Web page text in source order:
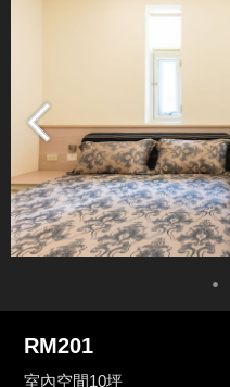
RM201
室內空間10坪